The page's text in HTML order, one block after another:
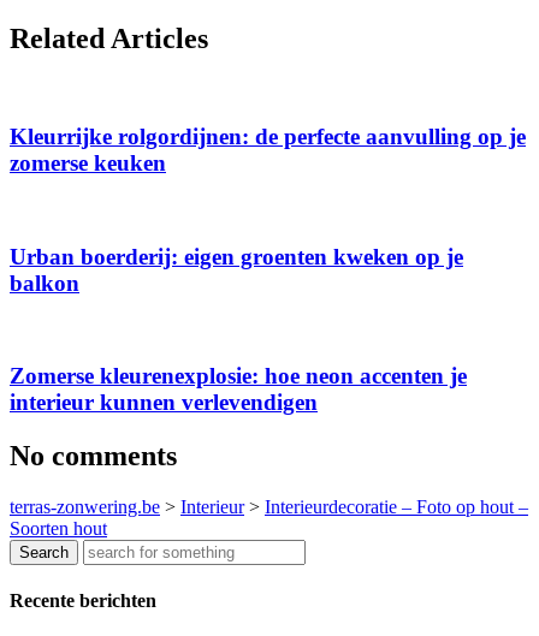
Related Articles
Kleurrijke rolgordijnen: de perfecte aanvulling op je
zomerse keuken
Urban boerderij: eigen groenten kweken op je
balkon
Zomerse kleurenexplosie: hoe neon accenten je
interieur kunnen verlevendigen
No comments
terras-zonwering.be > Interieur> Interieurdecoratie – Foto op hout –
Soorten hout
Recente berichten